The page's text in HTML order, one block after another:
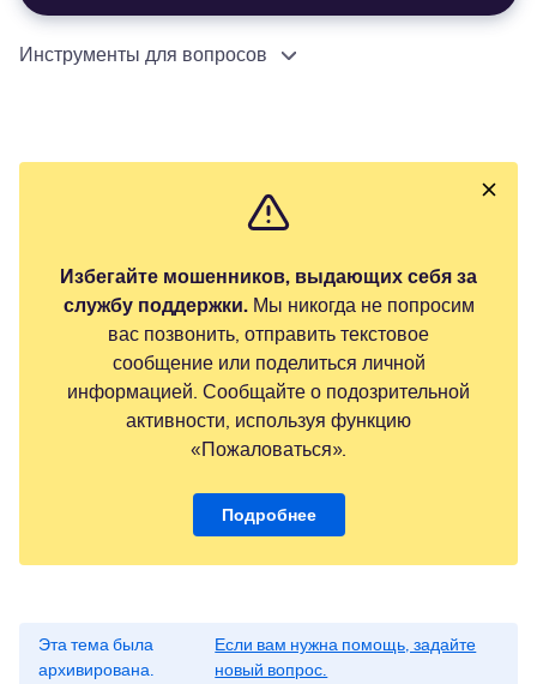
Инструменты для вопросов
Избегайте мошенников, выдающих себя за
службу поддержки.Мы никогда не попросим
вас позвонить, отправить текстовое
сообщение или поделиться личной
информацией. Сообщайте о подозрительной
активности, используя функцию
«Пожаловаться».
Подробнее
Эта тема была
архивирована.
Если вам нужна помощь, задайте
новый вопрос.